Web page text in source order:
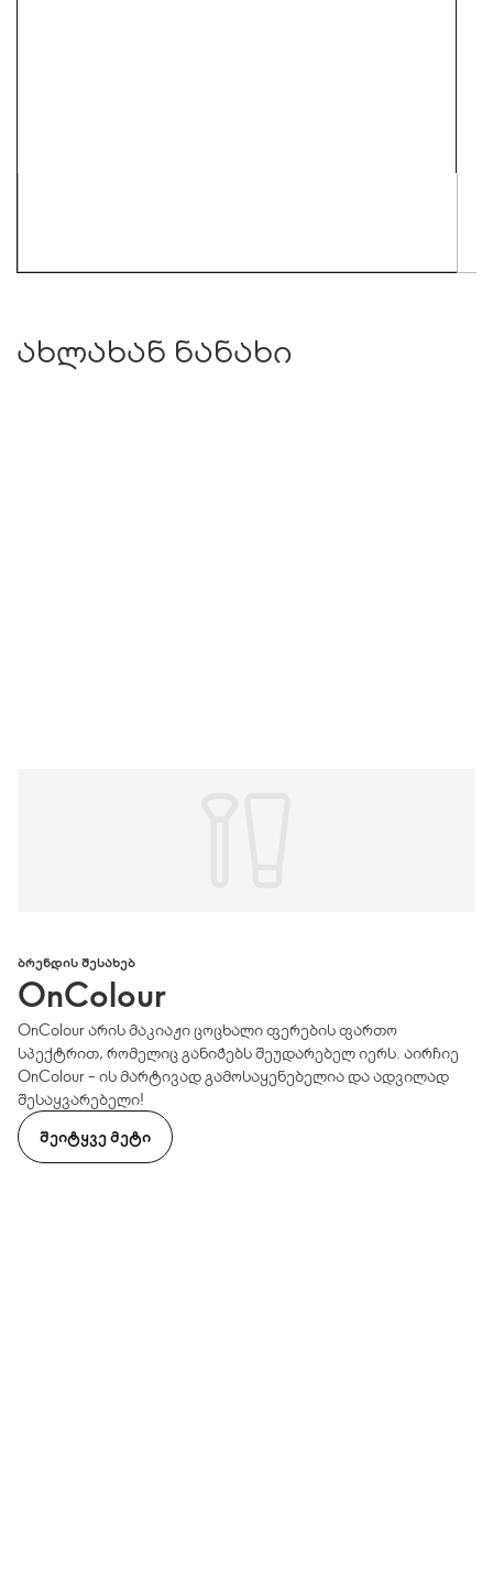
ახლახან ნანახი
ᲑᲠᲔᲜᲓᲘᲡ ᲨᲔᲡᲐᲮᲔᲑ
OnColour
OnColour არის მაკიაჟი ცოცხალი ფერების ფართო
სპექტრით, რომელიც განიჭებს შეუდარებელ იერს. აირჩიე
OnColour – ის მარტივად გამოსაყენებელია და ადვილად
შესაყვარებელი!
ᲨᲔᲘᲢᲧᲕᲔ ᲛᲔᲢᲘ